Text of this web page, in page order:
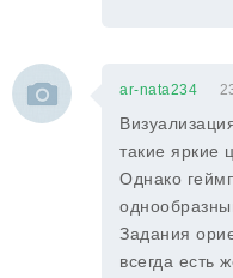
ar-nata234
такие яркие
Однако
Задания
всегда есть